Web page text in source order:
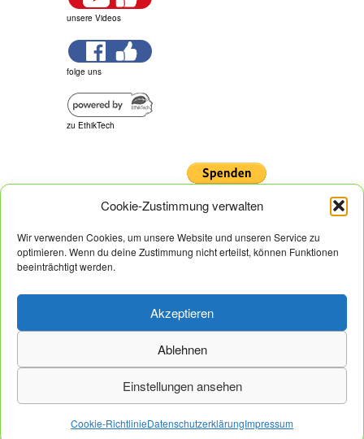
Cookie-Zustimmung verwalten
Wir verwenden Cookies, um unsere Website und unseren Service zu
optimieren. Wenn du deine Zustimmung nicht erteilst, können Funktionen
beeinträchtigt werden.
Akzeptieren
Ablehnen
Einstellungen ansehen
Cookie-RichtlinieDatenschutzerklärungImpressum
unsere Videos
folge uns
zu EthikTech
Wir empfehlen